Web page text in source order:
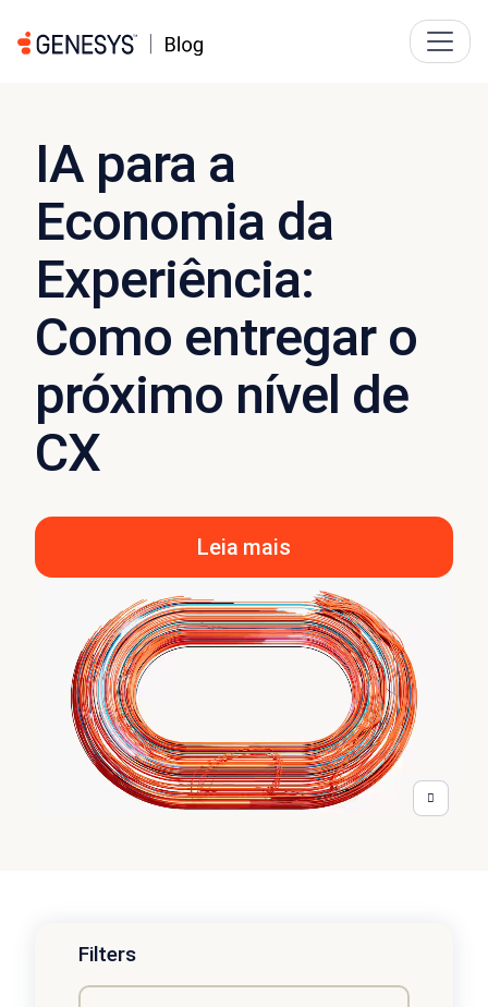
IA para a
Economia da
Experiência:
Como entregar o
próximo nível de
CX
Leia mais
Filters